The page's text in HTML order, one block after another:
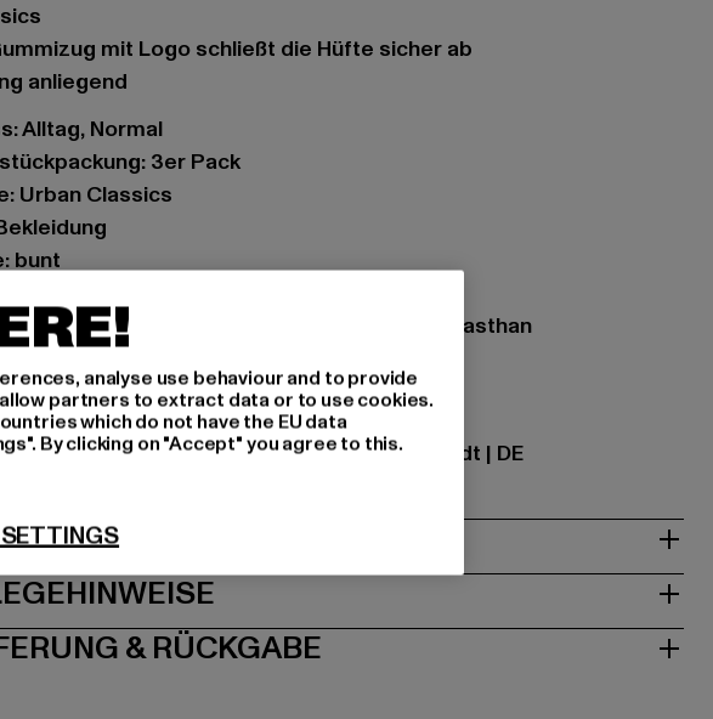
Gummizug mit Logo schließt die Hüfte sicher ab
Eng anliegend
Alltag, Normal
3er Pack
Urban Classics
bunt
95% Baumwolle, 5% Elasthan
TB International GmbH |info@tbint.de
Murjahn-Straße 7 | 64372 Ober-Ramstadt | DE
GRÖSSE & PASSFORM
& RÜCKGABE
analyse use behaviour and to provide
partners to extract data or to use cookies.
which do not have the EU data
By clicking on "Accept" you agree to this.